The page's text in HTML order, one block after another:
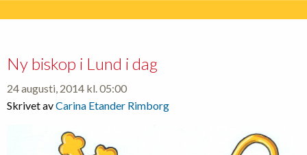
Ny biskop i Lund i dag
24 augusti, 2014 kl. 05:00
Skrivet avCarina Etander Rimborg